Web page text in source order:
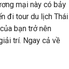
mại này có bảy
đi tour du lịch Thái
bạn trở nên
trí. Ngay cả về